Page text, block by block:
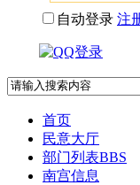
自动登录 注
首页
民意大厅
部门列表BBS
南宫信息